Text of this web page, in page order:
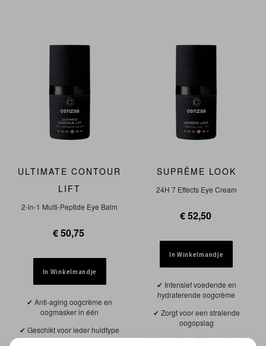
ULTIMATE CONTOUR
LIFT
2-in-1 Multi-Peptide Eye Balm
€ 50,75
In Winkelmandje
Anti-aging oogcrème en
oogmasker in één
Geschikt voor ieder huidtype
SUPRÊME LOOK
24H 7 Effects Eye Cream
€ 52,50
In Winkelmandje
Intensief voedende en
hydraterende oogcrème
Zorgt voor een stralende
oogopslag
Vervaagt fijne lijntjes en rimpels